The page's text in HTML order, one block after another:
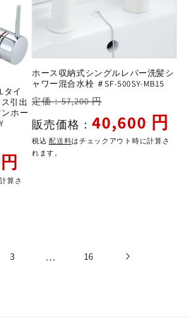
タイ
引出
ホー
算さ
ホース収納式シングルレバー洗髪シ
ャワー混合水栓 ＃SF-500SY-MB15
通
常
価
格
定価：57,200 円
ー
ル
販売価格： 40,600 円
税込配送料はチェックアウト時に計算さ
れます。
3 … 16